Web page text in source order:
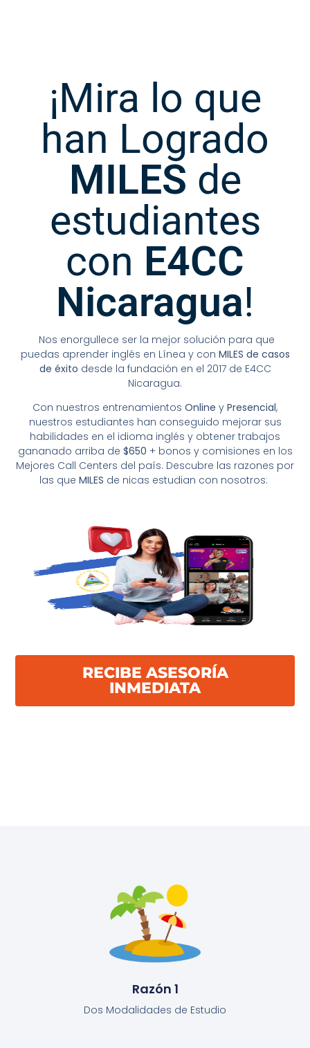
¡Mira lo que
han Logrado
MILES de
estudiantes
con E4CC
Nicaragua!
Nos enorgullece ser la mejor solución para que
puedas aprender inglés en Línea y con MILES de casos
de éxito desde la fundación en el 2017 de E4CC
Nicaragua.
Con nuestros entrenamientos Online y Presencial,
nuestros estudiantes han conseguido mejorar sus
habilidades en el idioma inglés y obtener trabajos
gananado arriba de $650 + bonos y comisiones en los
Mejores Call Centers del país. Descubre las razones por
las que MILES de nicas estudian con nosotros:
RECIBE ASESORÍA
INMEDIATA
Razón 1
Dos Modalidades de Estudio